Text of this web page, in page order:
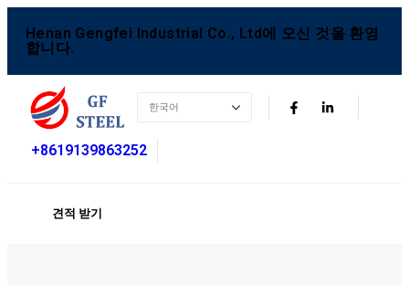
Henan Gengfei Industrial Co., Ltd에 오신 것을 환영
합니다.
+8619139863252
견적 받기